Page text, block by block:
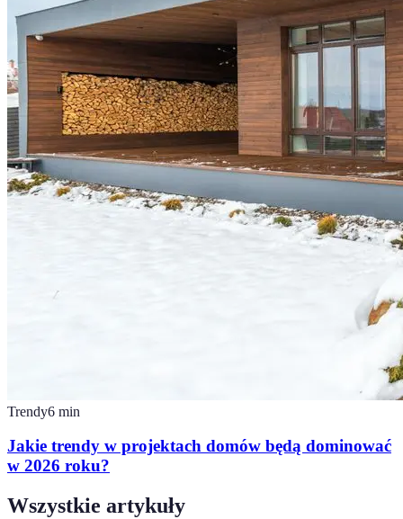
Trendy6 min
Jakie trendy w projektach domów będą dominować
w 2026 roku?
Wszystkie artykuły